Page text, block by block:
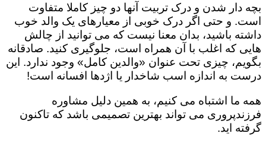
بچه دار شدن و درک تربیت آنها دو چیز کاملا متفاوت
است. و حتی اگر درک خوبی از معیارهای یک والد خوب
داشته باشید، بدان معنا نیست که می توانید از چالش
هایی که اغلب با آن همراه است، جلوگیری کنید. صادقانه
بگویم، چیزی تحت عنوان «والدین کامل» وجود ندارد. این
درست به اندازه اسب شاخدار یا اژدها افسانه است!
همه ما اشتباه می کنیم، به همین دلیل مشاوره
فرزندپروری می تواند بهترین تصمیمی باشد که تاکنون
گرفته اید.